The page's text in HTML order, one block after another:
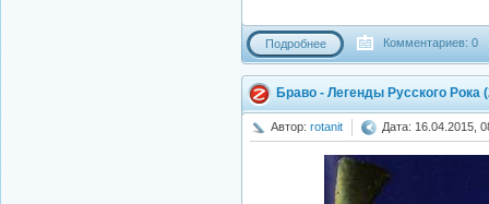
Подробнее Комментариев: 0
Браво - Легенды Русского Рока
Автор: rotanit Дата: 16.04.2015,